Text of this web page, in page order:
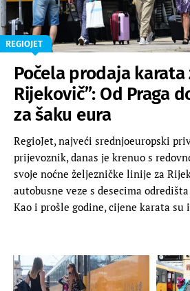
REGIOJET
Počela prodaja karata
Rijekovič”: Od Praga
za šaku eura
RegioJet, najveći srednjoeuropski
prijevoznik, danas je krenuo s
svoje noćne željezničke linije za
autobusne veze s desecima
Kao i prošle godine, cijene karata